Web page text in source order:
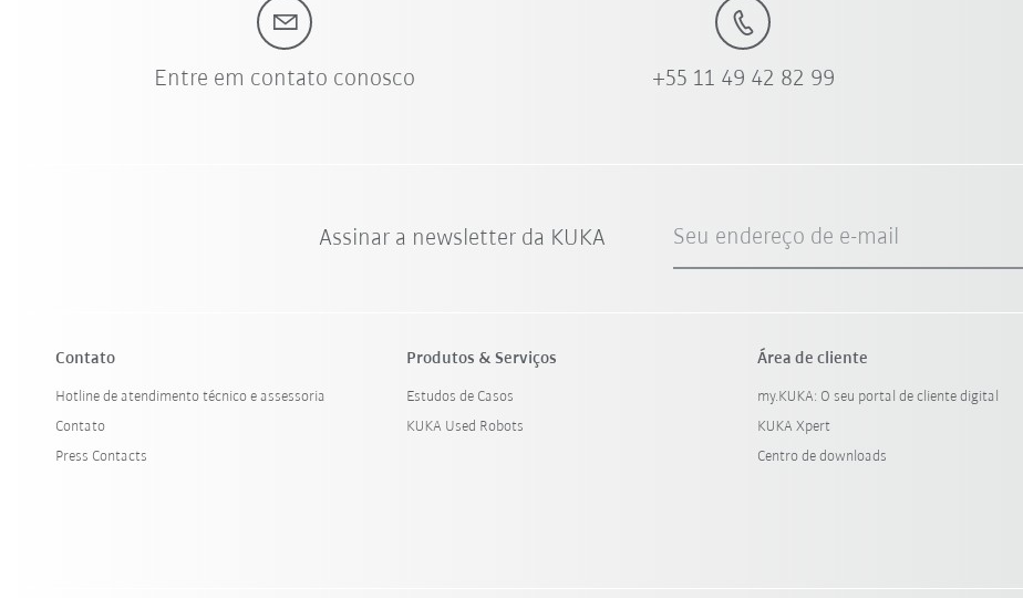
Entre em contato conosco +55 11 49 42 82 99
Assinar a newsletter da KUKA Seu endereço de e-mail
Contato
Hotline de atendimento técnico e assessoria
Contato
Press Contacts
Produtos & Serviços
Estudos de Casos
KUKA Used Robots
Área de cliente
my.KUKA: O seu portal de cliente digital
KUKA Xpert
Centro de downloads